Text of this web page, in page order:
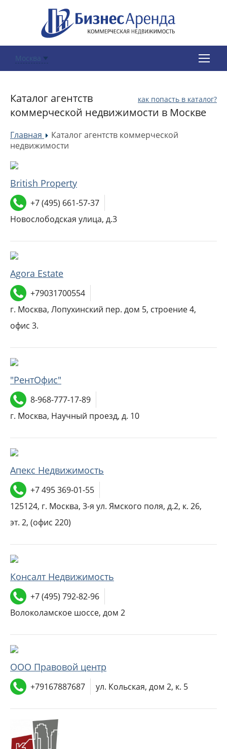
Москва
как попасть в каталог?
Каталог агентств
коммерческой недвижимости в Москве
Главная »Каталог агентств коммерческой
недвижимости
British Property
+7 (495) 661-57-37
Новослободская улица, д.3
Agora Estate
+79031700554
г. Москва, Лопухинский пер. дом 5, строение 4,
офис 3.
"РентОфис"
8-968-777-17-89
г. Москва, Научный проезд, д. 10
Апекс Недвижимость
+7 495 369-01-55
125124, г. Москва, 3-я ул. Ямского поля, д.2, к. 26,
эт. 2, (офис 220)
Консалт Недвижимость
+7 (495) 792-82-96
Волоколамское шоссе, дом 2
ООО Правовой центр
+79167887687 ул. Кольская, дом 2, к. 5